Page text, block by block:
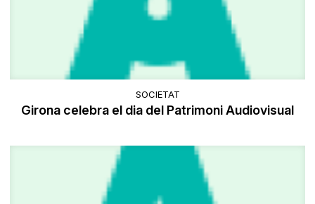
SOCIETAT
Girona celebra el dia del Patrimoni Audiovisual